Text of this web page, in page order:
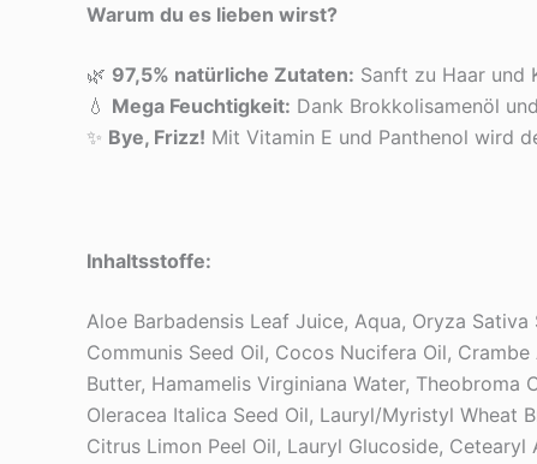
Warum du es lieben wirst?
🌿 97,5% natürliche Zutaten: Sanft zu Haar und
💧 Mega Feuchtigkeit: Dank Brokkolisamenöl
✨ Bye, Frizz! Mit Vitamin E und Panthenol wird
Inhaltsstoffe:
Aloe Barbadensis Leaf Juice, Aqua, Oryza
Communis Seed Oil, Cocos Nucifera Oil,
Butter, Hamamelis Virginiana Water, Theobroma
Oleracea Italica Seed Oil, Lauryl/Myristyl Wheat
Citrus Limon Peel Oil, Lauryl Glucoside,